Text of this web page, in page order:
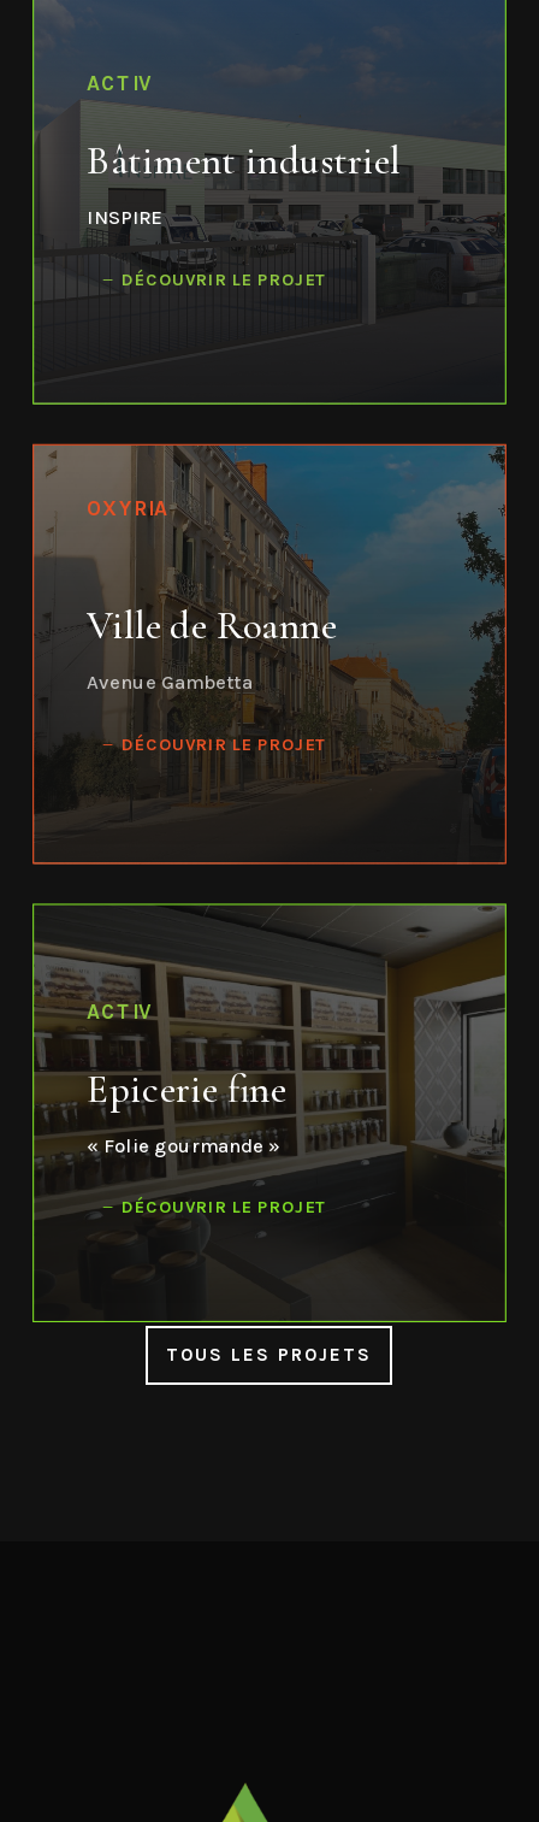
ACTIV
Bâtiment industriel
INSPIRE
DÉCOUVRIR LE PROJET
OXYRIA
Ville de Roanne
Avenue Gambetta
DÉCOUVRIR LE PROJET
ACTIV
Epicerie fine
« Folie gourmande »
DÉCOUVRIR LE PROJET
TOUS LES PROJETS